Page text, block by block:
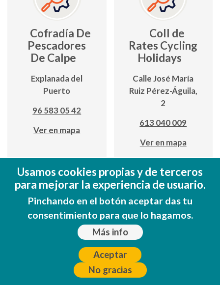
Cofradía De
Pescadores
De Calpe
Explanada del
Puerto
96 583 05 42
Ver en mapa
Coll de
Rates Cycling
Holidays
Calle José María
Ruiz Pérez-Águila,
2
613 040 009
Ver en mapa
Coll de
Rates Cycling
Holidays
Rates Cycling
Holidays
Usamos cookies propias y de terceros
para mejorar la experiencia de usuario.
Pinchando en el botón aceptar das tu
consentimiento para que lo hagamos.
Más info
Aceptar
No gracias